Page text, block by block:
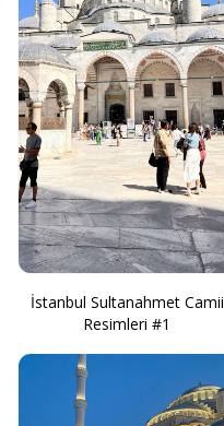
İstanbul Sultanahmet Camii
Resimleri #1